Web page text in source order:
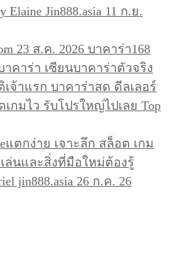
Jin888.asia 11 ก.ย.
23 ส.ค. 2026 บาคาร่า168
คาร่า เซียนบาคาร่าตัวจริง
จ้าแรก บาคาร่าสด ดีลเลอร์
เกมไว รับโปรใหญ่ไปเลย Top
แตกง่าย เจาะลึก สล็อต เกม
ล่นและสิ่งที่มือใหม่ต้องรู้
jin888.asia 26 ก.ค. 26